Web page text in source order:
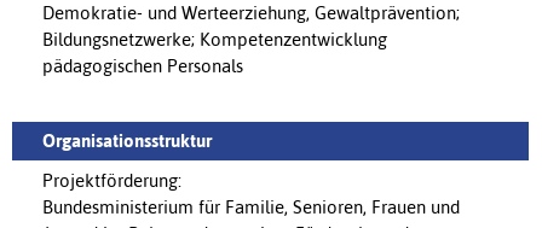
Demokratie- und Werteerziehung, Gewaltprävention;
Bildungsnetzwerke; Kompetenzentwicklung
pädagogischen Personals
Organisationsstruktur
Projektförderung:
Bundesministerium für Familie, Senioren, Frauen und